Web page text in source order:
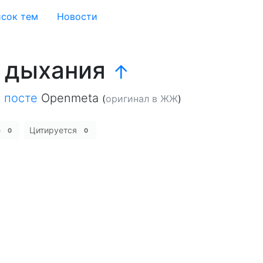
тем Новости
↑
посте Openmeta (оригинал в ЖЖ)
0 Цитируется 0